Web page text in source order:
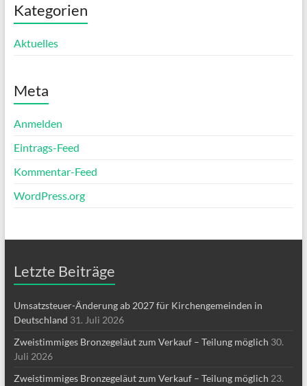
Kategorien
Aktuelles
Meta
Anmelden
Eintrags-Feed
Kommentar-Feed
WordPress.org
Letzte Beiträge
Umsatzsteuer-Änderung ab 2027 für Kirchengemeinden in
Deutschland 31. Juli 2026
Zweistimmiges Bronzegeläut zum Verkauf – Teilung möglich 30.
Juli 2026
Zweistimmiges Bronzegeläut zum Verkauf – Teilung möglich 23.